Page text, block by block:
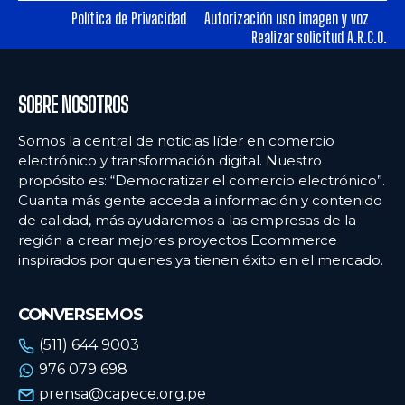
Ecommercenews
ARGENTINA
BOLIVIA
CHILE
COLOMBIA
ECUADOR
URUGUAY
VENEZUELA
Ecommercenews
ARGENTINA
BOLIVIA
CHILE
COLOMBIA
ECUADOR
URUGUAY
VENEZUELA
Política de Privacidad
Autorización uso imagen y voz
Realizar solicitud A.R.C.O.
SOBRE NOSOTROS
Somos la central de noticias líder en comercio
electrónico y transformación digital. Nuestro
propósito es: “Democratizar el comercio electrónico”.
Cuanta más gente acceda a información y contenido
de calidad, más ayudaremos a las empresas de la
región a crear mejores proyectos Ecommerce
inspirados por quienes ya tienen éxito en el mercado.
CONVERSEMOS
(511) 644 9003
976 079 698
prensa@capece.org.pe